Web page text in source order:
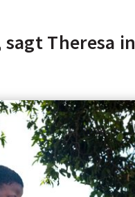
Theresa in